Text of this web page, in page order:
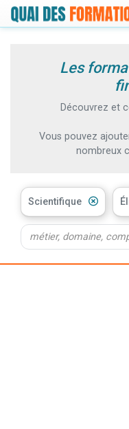
Les
Découvrez et
Vous pouvez
nombreux
Scientifique